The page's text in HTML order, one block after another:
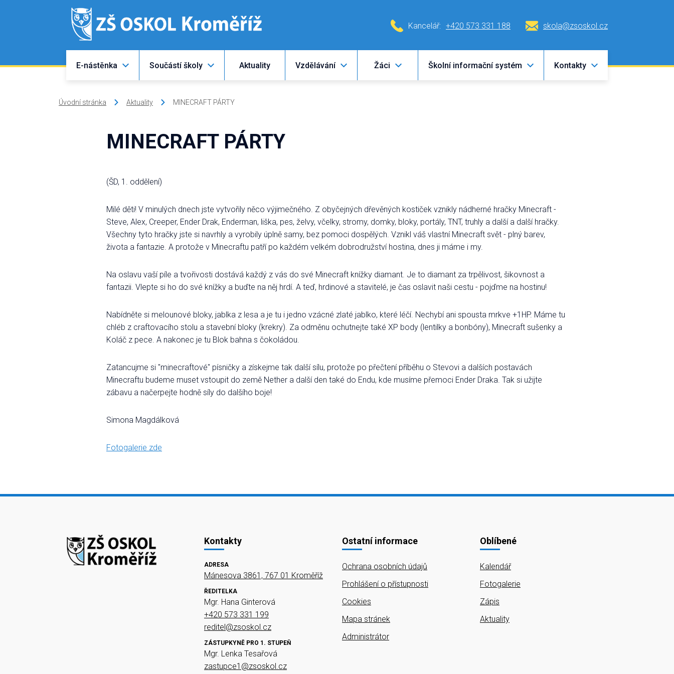
Kancelář: +420 573 331 188 skola@zsoskol.cz
E-nástěnka Součástí školy Aktuality Vzdělávání Žáci Školní informační systém Kontakty
Úvodní stránka Aktuality MINECRAFT PÁRTY
MINECRAFT PÁRTY
(ŠD, 1. oddělení)
Milé děti! V minulých dnech jste vytvořily něco výjimečného. Z obyčejných dřevěných kostiček vznikly nádherné hračky Minecraft -
Steve, Alex, Creeper, Ender Drak, Enderman, liška, pes, želvy, včelky, stromy, domky, bloky, portály, TNT, truhly a další a další hračky.
Všechny tyto hračky jste si navrhly a vyrobily úplně samy, bez pomoci dospělých. Vznikl váš vlastní Minecraft svět - plný barev,
života a fantazie. A protože v Minecraftu patří po každém velkém dobrodružství hostina, dnes ji máme i my.
Na oslavu vaší píle a tvořivosti dostává každý z vás do své Minecraft knížky diamant. Je to diamant za trpělivost, šikovnost a
fantazii. Vlepte si ho do své knížky a buďte na něj hrdí. A teď, hrdinové a stavitelé, je čas oslavit naši cestu - pojďme na hostinu!
Nabídněte si melounové bloky, jablka z lesa a je tu i jedno vzácné zlaté jablko, které léčí. Nechybí ani spousta mrkve +1HP. Máme tu
chléb z craftovacího stolu a stavební bloky (krekry). Za odměnu ochutnejte také XP body (lentilky a bonbóny), Minecraft sušenky a
Koláč z pece. A nakonec je tu Blok bahna s čokoládou.
Zatancujme si "minecraftové" písničky a získejme tak další sílu, protože po přečtení příběhu o Stevovi a dalších postavách
Minecraftu budeme muset vstoupit do země Nether a další den také do Endu, kde musíme přemoci Ender Draka. Tak si užijte
zábavu a načerpejte hodně síly do dalšího boje!
Simona Magdálková
Fotogalerie zde
Kontakty
ADRESA
Mánesova 3861, 767 01 Kroměříž
ŘEDITELKA
Mgr. Hana Ginterová
+420 573 331 199
reditel@zsoskol.cz
ZÁSTUPKYNĚ PRO 1. STUPEŇ
Mgr. Lenka Tesařová
zastupce1@zsoskol.cz
Ostatní informace
Ochrana osobních údajů
Prohlášení o přístupnosti
Cookies
Mapa stránek
Administrátor
Oblíbené
Kalendář
Fotogalerie
Zápis
Aktuality